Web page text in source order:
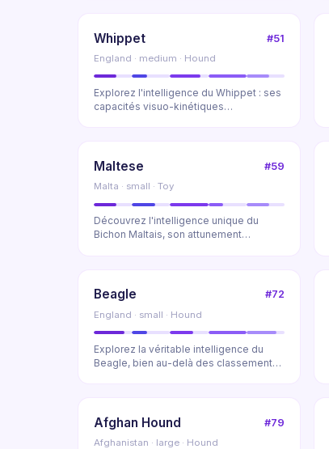
Whippet #51
England · medium · Hound
Explorez l'intelligence du Whippet : ses
capacités visuo-kinétiques
Maltese #59
Malta · small · Toy
Découvrez l'intelligence unique du
Bichon Maltais, son attunement
Beagle #72
England · small · Hound
Explorez la véritable intelligence du
Beagle, bien au-delà des classements
Afghan Hound #79
Afghanistan · large · Hound